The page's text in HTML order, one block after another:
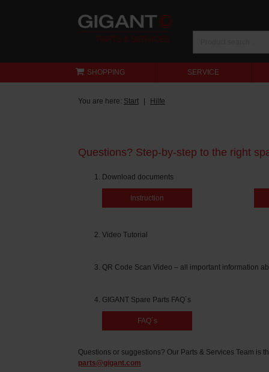
SHOPPING SERVICE
You are here: Start Hilfe
Questions? Step-by-step to the right
Download documents
Instruction
Video Tutorial
QR Code Scan Video – all important information
GIGANT Spare Parts FAQ´s
FAQ´s
Questions or suggestions? Our Parts & Services Team is
parts@gigant.com